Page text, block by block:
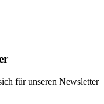
für unseren Newsletter